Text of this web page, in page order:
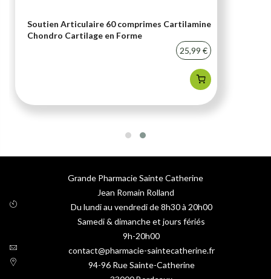
Soutien Articulaire 60 comprimes Cartilamine
Chondro Cartilage en Forme
25,99 €
Grande Pharmacie Sainte Catherine
Jean Romain Rolland
Du lundi au vendredi de 8h30 à 20h00
Samedi & dimanche et jours fériés
9h-20h00
contact@pharmacie-saintecatherine.fr
94-96 Rue Sainte-Catherine